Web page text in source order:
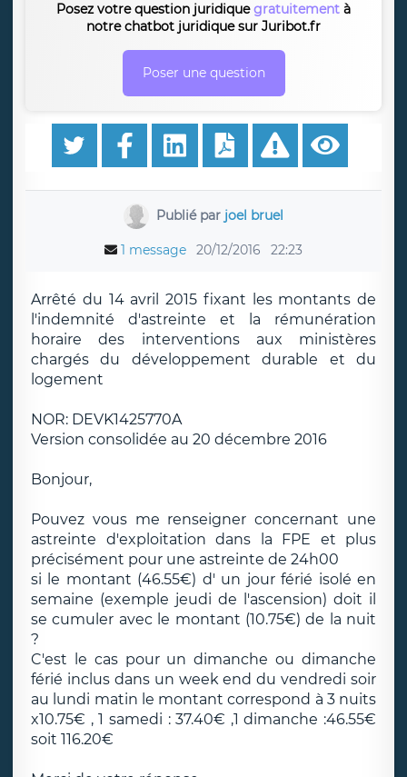
Posez votre question juridiquegratuitement à
notre chatbot juridique sur Juribot.fr
Poser une question
Publié par joel bruel
1 message 20/12/2016 22:23
Arrêté du 14 avril 2015 fixant les montants de
l'indemnité d'astreinte et la rémunération
horaire des interventions aux ministères
chargés du développement durable et du
logement
NOR: DEVK1425770A
Version consolidée au 20 décembre 2016
Bonjour,
Pouvez vous me renseigner concernant une
astreinte d'exploitation dans la FPE et plus
précisément pour une astreinte de 24h00
si le montant (46.55€) d' un jour férié isolé en
semaine (exemple jeudi de l'ascension) doit il
se cumuler avec le montant (10.75€) de la nuit
?
C'est le cas pour un dimanche ou dimanche
férié inclus dans un week end du vendredi soir
au lundi matin le montant correspond à 3 nuits
x10.75€ , 1 samedi : 37.40€ ,1 dimanche :46.55€
soit 116.20€